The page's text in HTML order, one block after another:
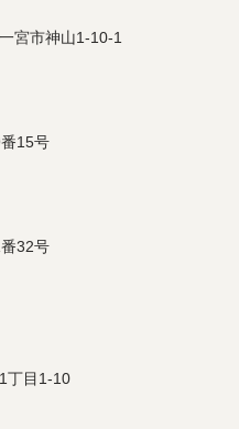
宮市神山1-10-1
15号
32号
丁目1-10